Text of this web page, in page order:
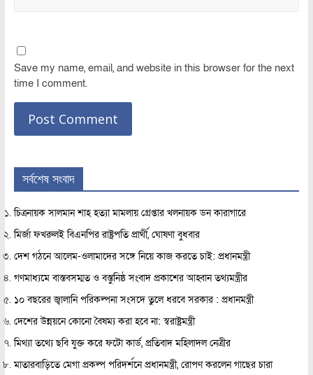
Save my name, email, and website in this browser for the next
time I comment.
সর্বশেষ সংবাদ
চিত্রনায়ক সালমান শাহ হত্যা মামলায় গ্রেপ্তার খলনায়ক ডন কারাগারে
মির্জা ফখরুলই বিএনপির রাষ্ট্রপতি প্রার্থী, ঘোষণা বুধবার
দেশ গঠনে আলেম-ওলামাদের সঙ্গে নিয়ে কাজ করতে চাই: প্রধানমন্ত্রী
গণমাধ্যমে বাস্তবসম্মত ও বস্তুনিষ্ঠ সংবাদ প্রকাশের আহ্বান তথ্যমন্ত্রীর
১০ বছরের জ্বালানি পরিকল্পনা সংসদে তুলে ধরবে সরকার : প্রধানমন্ত্রী
দেশের উন্নয়নে কোনো বৈষম্য করা হবে না: স্বরাষ্ট্রমন্ত্রী
মিথ্যা তথ্যে ছবি যুক্ত করে ফটো কার্ড, প্রতিবাদ মহিলাদল নেত্রীর
মাতারবাড়িতে মেগা প্রকল্প পরিদর্শনে প্রধানমন্ত্রী, রোপণ করলেন গাছের চারা